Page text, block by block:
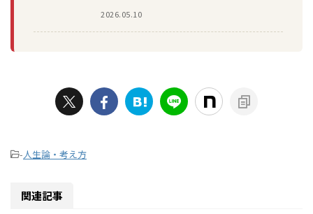
2026.05.10
-人生論・考え方
関連記事